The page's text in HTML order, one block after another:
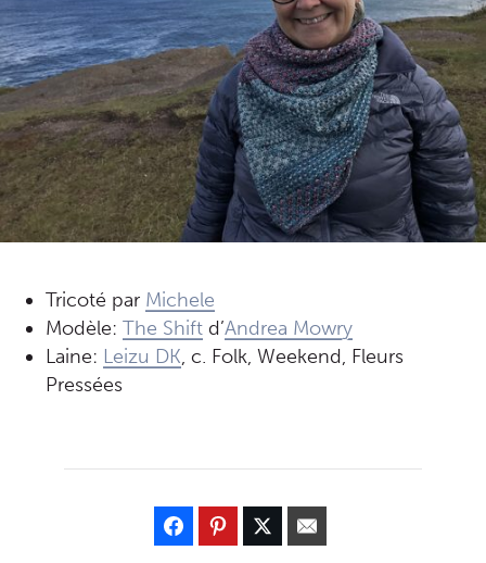
Tricoté par Michele
Modèle:The Shift d’Andrea Mowry
Laine: Leizu DK, c. Folk, Weekend, Fleurs
Pressées